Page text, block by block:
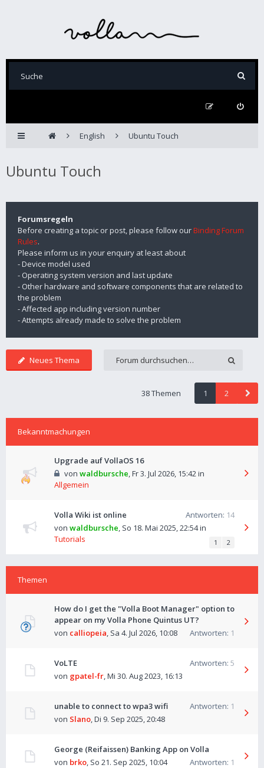
English Ubuntu Touch
Ubuntu Touch
Forumsregeln
Before creating a topic or post, please follow ourBinding Forum
Rules.
Please inform us in your enquiry at least about
- Device model used
- Operating system version and last update
- Other hardware and software components that are related to
the problem
- Affected app including version number
- Attempts already made to solve the problem
Neues Thema
38 Themen 1 2
Bekanntmachungen
Upgrade auf VollaOS 16
von waldbursche,Fr 3. Jul 2026, 15:42in
Allgemein
Volla Wiki ist online Antworten: 14
von waldbursche, So 18. Mai 2025, 22:54in
Tutorials
1 2
Themen
How do I get the "Volla Boot Manager" option to
appear on my Volla Phone Quintus UT?
Antworten: 1
von calliopeia, Sa 4. Jul 2026, 10:08
VoLTE Antworten: 5
von gpatel-fr,Mi 30. Aug 2023, 16:13
unable to connect to wpa3 wifi Antworten: 1
von Slano,Di 9. Sep 2025, 20:48
George (Reifaissen) Banking App on Volla
Antworten: 1
von brko, So 21. Sep 2025, 10:04